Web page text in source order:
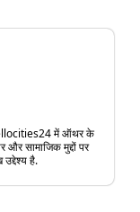
में ऑथर के
और सामाजिक मुद्दों पर
है.